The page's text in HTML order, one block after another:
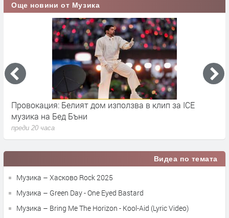
Още новини от Музика
Белият дом използва в клип за ICE
на Бед Бъни
часа
Sunset
Видеа по темата
Музика – Хасково Rock 2025
Музика – Green Day - One Eyed Bastard
Музика – Bring Me The Horizon - Kool-Aid (Lyric Video)